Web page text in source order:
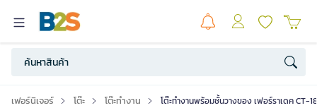
เฟอร์นิเจอร์ โต๊ะ โต๊ะทำงาน โต๊ะทำงานพร้อมชั้นวางของ เฟอร์ราเดค CT-